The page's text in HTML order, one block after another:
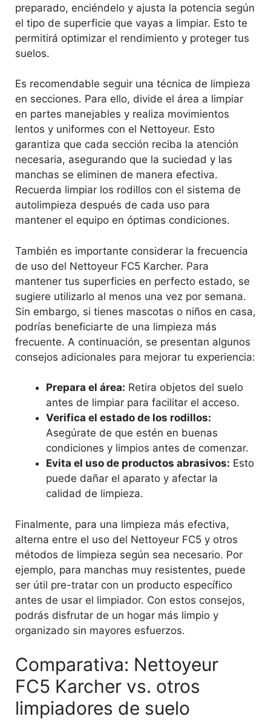
preparado, enciéndelo y ajusta la potencia según
el tipo de superficie que vayas a limpiar. Esto te
permitirá optimizar el rendimiento y proteger tus
suelos.
Es recomendable seguir una técnica de limpieza
en secciones. Para ello, divide el área a limpiar
en partes manejables y realiza movimientos
lentos y uniformes con el Nettoyeur. Esto
garantiza que cada sección reciba la atención
necesaria, asegurando que la suciedad y las
manchas se eliminen de manera efectiva.
Recuerda limpiar los rodillos con el sistema de
autolimpieza después de cada uso para
mantener el equipo en óptimas condiciones.
También es importante considerar la frecuencia
de uso del Nettoyeur FC5 Karcher. Para
mantener tus superficies en perfecto estado, se
sugiere utilizarlo al menos una vez por semana.
Sin embargo, si tienes mascotas o niños en casa,
podrías beneficiarte de una limpieza más
frecuente. A continuación, se presentan algunos
consejos adicionales para mejorar tu experiencia:
Prepara el área: Retira objetos del suelo
antes de limpiar para facilitar el acceso.
Verifica el estado de los rodillos:
Asegúrate de que estén en buenas
condiciones y limpios antes de comenzar.
Evita el uso de productos abrasivos: Esto
puede dañar el aparato y afectar la
calidad de limpieza.
Finalmente, para una limpieza más efectiva,
alterna entre el uso del Nettoyeur FC5 y otros
métodos de limpieza según sea necesario. Por
ejemplo, para manchas muy resistentes, puede
ser útil pre-tratar con un producto específico
antes de usar el limpiador. Con estos consejos,
podrás disfrutar de un hogar más limpio y
organizado sin mayores esfuerzos.
Comparativa: Nettoyeur
FC5 Karcher vs. otros
limpiadores de suelo